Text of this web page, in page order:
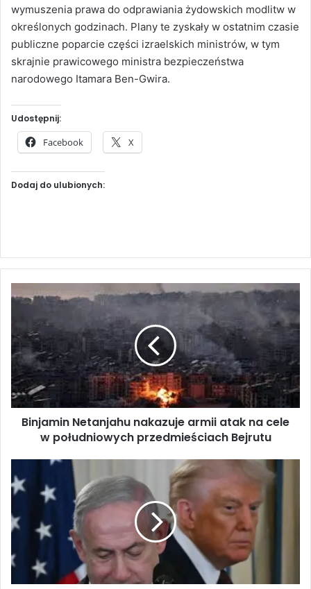
wymuszenia prawa do odprawiania żydowskich modlitw w
określonych godzinach. Plany te zyskały w ostatnim czasie
publiczne poparcie części izraelskich ministrów, w tym
skrajnie prawicowego ministra bezpieczeństwa
narodowego Itamara Ben-Gwira.
Udostępnij:
Facebook X
Dodaj do ulubionych:
j
m
i
n
N
a
u
a
k
Binjamin Netanjahu nakazuje armii atak na cele
w południowych przedmieściach Bejrutu
S
A
r
p
o
n